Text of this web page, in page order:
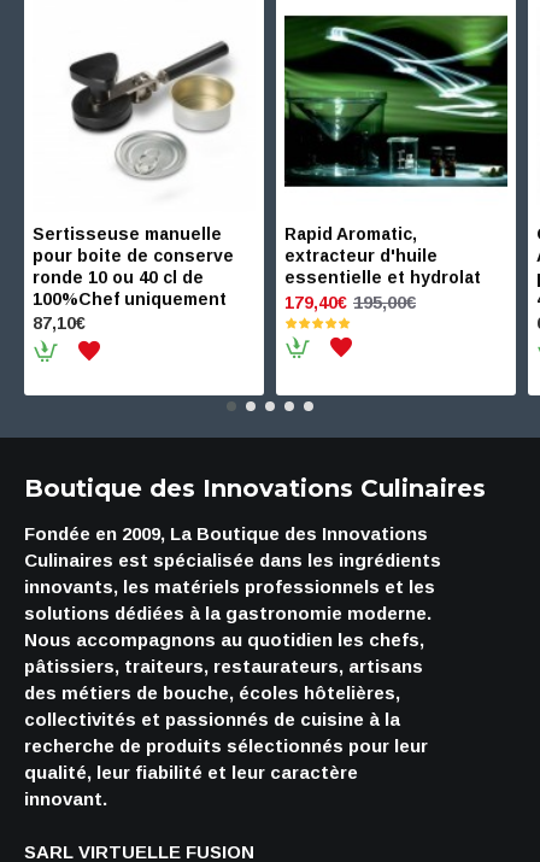
Sertisseuse manuelle
pour boite de conserve
ronde 10 ou 40 cl de
100%Chef uniquement
87,10€
Rapid Aromatic,
extracteur d'huile
essentielle et hydrolat
179,40€ 195,00€
Boutique des Innovations Culinaires
Fondée en 2009, La Boutique des Innovations
Culinaires est spécialisée dans les ingrédients
innovants, les matériels professionnels et les
solutions dédiées à la gastronomie moderne.
Nous accompagnons au quotidien les chefs,
pâtissiers, traiteurs, restaurateurs, artisans
des métiers de bouche, écoles hôtelières,
collectivités et passionnés de cuisine à la
recherche de produits sélectionnés pour leur
qualité, leur fiabilité et leur caractère
innovant.
SARL VIRTUELLE FUSION